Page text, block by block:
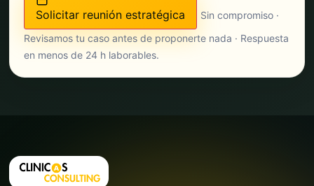
Solicitar reunión estratégica
Sin compromiso ·
Revisamos tu caso antes de proponerte nada · Respuesta
en menos de 24 h laborables.